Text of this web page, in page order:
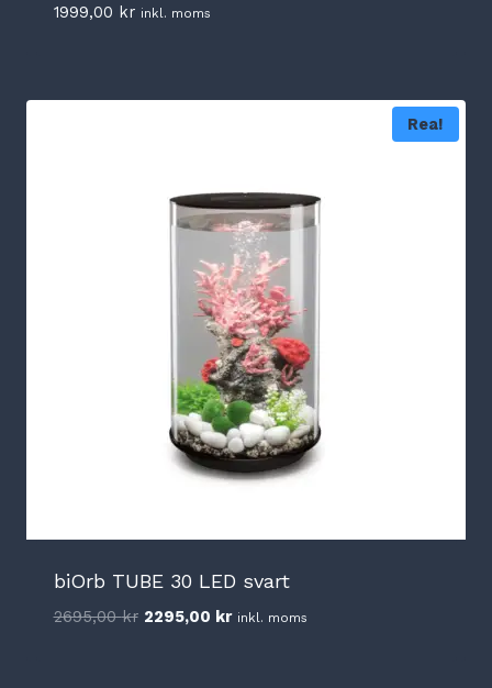
1999,00 kr inkl. moms
Rea!
biOrb TUBE 30 LED svart
2695,00kr Det
2295,00 krDet
inkl. moms